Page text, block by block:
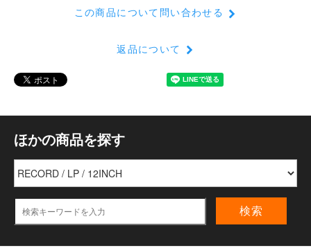
この商品について問い合わせる
返品について
ほかの商品を探す
検索